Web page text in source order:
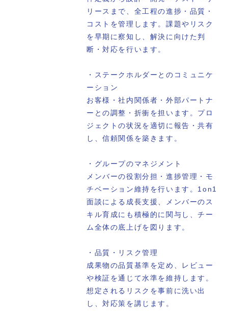
リースまで、全工程の進捗・品質・
コストを管理します。課題やリスク
を早期に察知し、解決に向けた判
断・対応を行います。
・ステークホルダーとのコミュニケ
ーション
お客様・社内関係者・外部パートナ
ーとの調整・折衝を担います。プロ
ジェクトの状況を適切に報告・共有
し、信頼関係を築きます。
・グループのマネジメント
メンバーの役割分担・進捗管理・モ
チベーション維持を行います。1on1
面談による成長支援、メンバーのス
キル育成にも積極的に関与し、チー
ム全体の底上げを図ります。
・品質・リスク管理
成果物の品質基準を定め、レビュー
や検証を通じて水準を維持します。
想定されるリスクを事前に洗い出
し、対応策を講じます。